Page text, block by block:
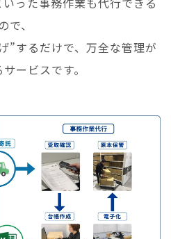
ので、
”するだけで、万全な管理が
ービスです。